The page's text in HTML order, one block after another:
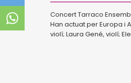
Concert Tarraco
Han actuat per Europa i
violí; Laura Gené, violí;